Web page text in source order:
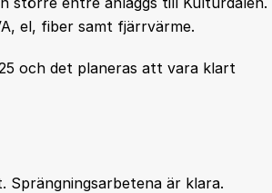
el, fiber samt fjärrvärme.
och det planeras att vara klart
Sprängningsarbetena är klara.